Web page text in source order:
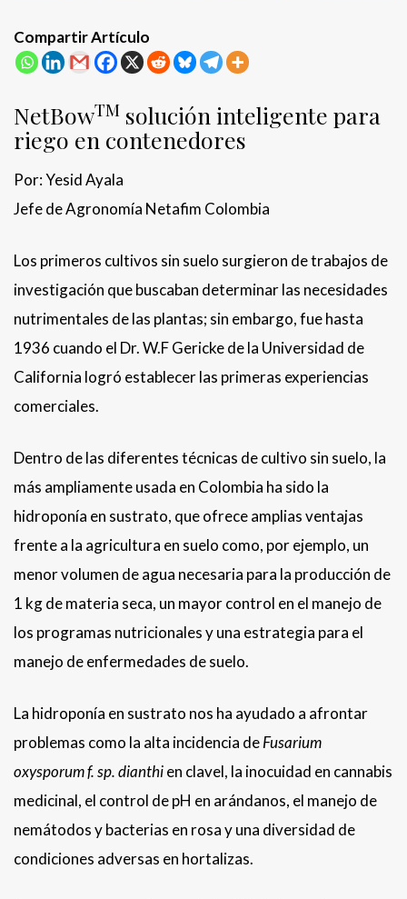
Compartir Artículo
NetBowTM solución inteligente para
riego en contenedores
Por: Yesid Ayala
Jefe de Agronomía Netafim Colombia
Los primeros cultivos sin suelo surgieron de trabajos de
investigación que buscaban determinar las necesidades
nutrimentales de las plantas; sin embargo, fue hasta
1936 cuando el Dr. W.F Gericke de la Universidad de
California logró establecer las primeras experiencias
comerciales.
Dentro de las diferentes técnicas de cultivo sin suelo, la
más ampliamente usada en Colombia ha sido la
hidroponía en sustrato, que ofrece amplias ventajas
frente a la agricultura en suelo como, por ejemplo, un
menor volumen de agua necesaria para la producción de
1 kg de materia seca, un mayor control en el manejo de
los programas nutricionales y una estrategia para el
manejo de enfermedades de suelo.
La hidroponía en sustrato nos ha ayudado a afrontar
problemas como la alta incidencia deFusarium
oxysporum f. sp. dianthien clavel, la inocuidad en cannabis
medicinal, el control de pH en arándanos, el manejo de
nemátodos y bacterias en rosa y una diversidad de
condiciones adversas en hortalizas.